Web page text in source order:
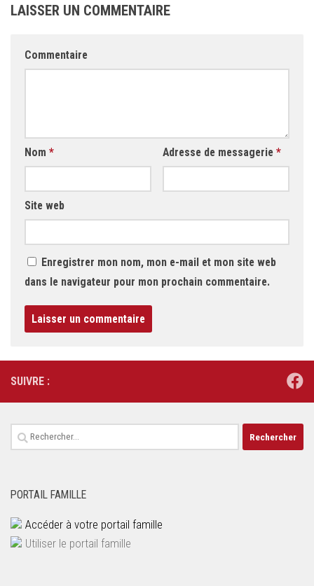
LAISSER UN COMMENTAIRE
Commentaire
Nom * Adresse de messagerie *
Site web
Enregistrer mon nom, mon e-mail et mon site web
dans le navigateur pour mon prochain commentaire.
SUIVRE :
Rechercher :
PORTAIL FAMILLE
Accéder à votre portail famille
Utiliser le portail famille